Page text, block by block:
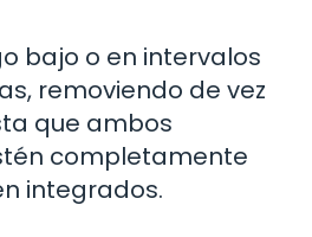
bajo o en intervalos
removiendo de vez
que ambos
completamente
integrados.